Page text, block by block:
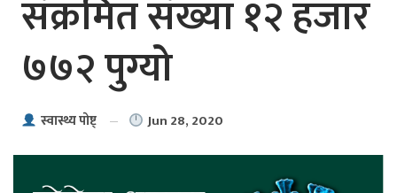
संक्रमित संख्या १२ हजार
७७२ पुग्यो
स्वास्थ्य पाेष्ट् Jun 28, 2020